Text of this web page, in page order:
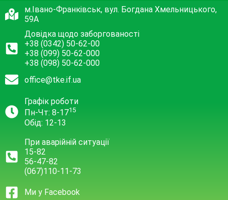
м.Івано-Франківськ, вул. Богдана Хмельницького,
59А
Довідка щодо заборгованості
+38 (0342) 50-62-00
+38 (099) 50-62-000
+38 (098) 50-62-000
office@tke.if.ua
Графік роботи
Пн-Чт: 8-1715
Обід: 12-13
При аварійній ситуації
15-82
56-47-82
(067)110-11-73
Ми у Facebook